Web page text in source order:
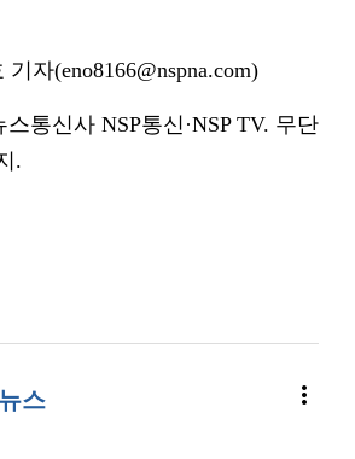
자(eno8166@nspna.com)
통신사 NSP통신·NSP TV. 무단
.
스 more_vert